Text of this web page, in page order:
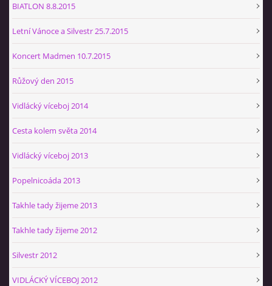
BIATLON 8.8.2015
Letní Vánoce a Silvestr 25.7.2015
Koncert Madmen 10.7.2015
Růžový den 2015
Vidlácký víceboj 2014
Cesta kolem světa 2014
Vidlácký víceboj 2013
Popelnicoáda 2013
Takhle tady žijeme 2013
Takhle tady žijeme 2012
Silvestr 2012
VIDLÁCKÝ VÍCEBOJ 2012